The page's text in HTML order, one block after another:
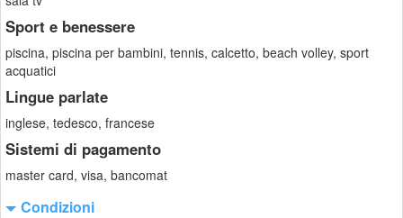
Sport e benessere
piscina, piscina per bambini, tennis, calcetto, beach volley, sport
acquatici
Lingue parlate
inglese, tedesco, francese
Sistemi di pagamento
master card, visa, bancomat
Condizioni